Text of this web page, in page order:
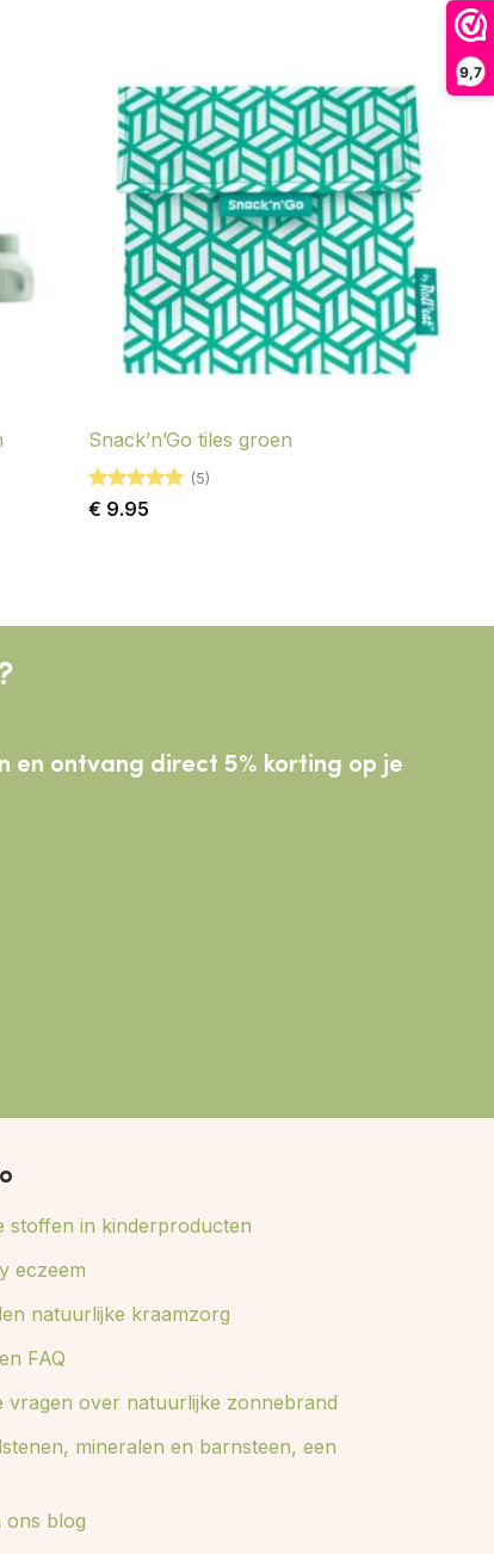
9,7
Snack’n’Go tiles groen
Gewaardeerd
(5)
€ 9.95
en ontvang direct 5% korting op je
stoffen in kinderproducten
eczeem
natuurlijke kraamzorg
FAQ
vragen over natuurlijke zonnebrand
mineralen en barnsteen, een
ons blog